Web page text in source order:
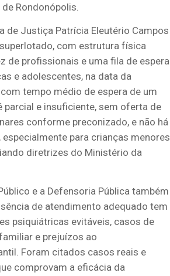
Rondonópolis.
de Justiça Patrícia Eleutério Campos
com estrutura física
de profissionais e uma fila de espera
e adolescentes, na data da
tempo médio de espera de um
parcial e insuficiente, sem oferta de
conforme preconizado, e não há
para crianças menores
diretrizes do Ministério da
e a Defensoria Pública também
de atendimento adequado tem
psiquiátricas evitáveis, casos de
e prejuízos ao
Foram citados casos reais e
comprovam a eficácia da